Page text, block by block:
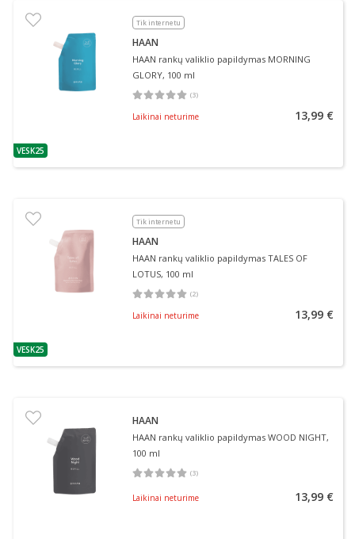
patarimas
VESK25
Tik internetu
HAAN
HAAN rankų valiklio papildymas MORNING
GLORY, 100 ml
(3)
Vidutinis įvertinimas 5.00
Laikinai neturime 13,99 €
patarimas
VESK25
Tik internetu
HAAN
HAAN rankų valiklio papildymas TALES OF
LOTUS, 100 ml
(2)
Vidutinis įvertinimas 5.00
Laikinai neturime 13,99 €
HAAN
HAAN rankų valiklio papildymas WOOD NIGHT,
100 ml
(3)
Vidutinis įvertinimas 5.00
Laikinai neturime 13,99 €